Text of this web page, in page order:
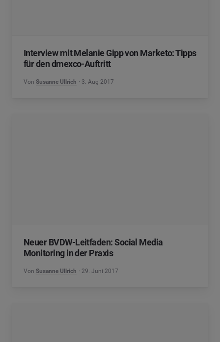
Interview mit Melanie Gipp von Marketo: Tipps
für den dmexco-Auftritt
Von Susanne Ullrich 3. Aug 2017
Neuer BVDW-Leitfaden: Social Media
Monitoring in der Praxis
Von Susanne Ullrich 29. Juni 2017